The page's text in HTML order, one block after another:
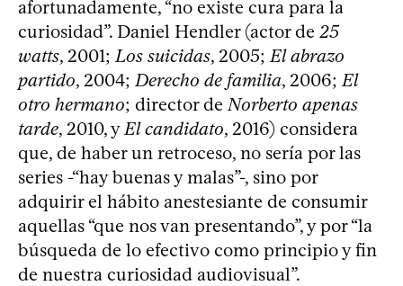
afortunadamente, “no existe cura para la
curiosidad”. Daniel Hendler (actor de 25
watts, 2001;Los suicidas, 2005;El abrazo
partido, 2004;Derecho de familia, 2006;El
otro hermano; director deNorberto apenas
tarde, 2010, yEl candidato, 2016) considera
que, de haber un retroceso, no sería por las
series -“hay buenas y malas”-, sino por
adquirir el hábito anestesiante de consumir
aquellas “que nos van presentando”, y por “la
búsqueda de lo efectivo como principio y fin
de nuestra curiosidad audiovisual”.